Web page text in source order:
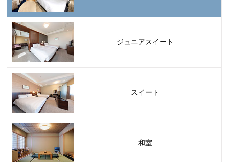
ジュニアスイート
スイート
和室